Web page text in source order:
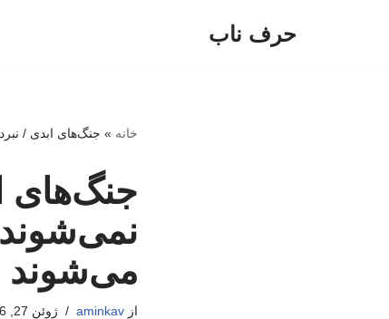
حرف ناب
خانه » جنگ‌های ابدی /
جنگ‌های
می‌شوند
ازaminkav ژوئن 27, 2026